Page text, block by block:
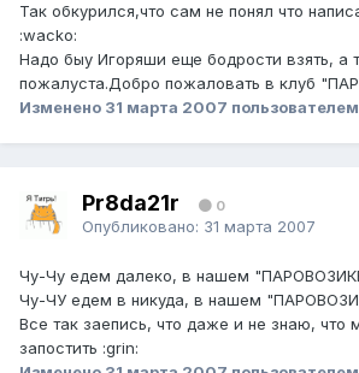
Так обкурился,что сам не понял что
:wacko:
Надо быу Игоряши еще бодрости взять, а
пожалуста.Добро пожаловать в клуб
Изменено 31 марта 2007
Pr8da21r 0
Опубликовано: 31 марта 2007
Чу-Чу едем далеко, в нашем
Чу-ЧУ едем в никуда, в нашем
Все так заепись, что даже и не знаю, что
запостить :grin: